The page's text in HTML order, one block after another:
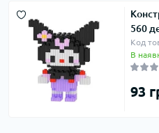
560
Код
В
93